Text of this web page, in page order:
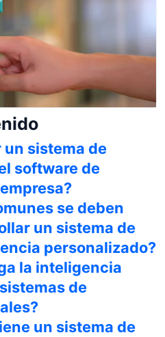
un sistema de
software de
se deben
un sistema de
personalizado?
la inteligencia
de
un sistema de